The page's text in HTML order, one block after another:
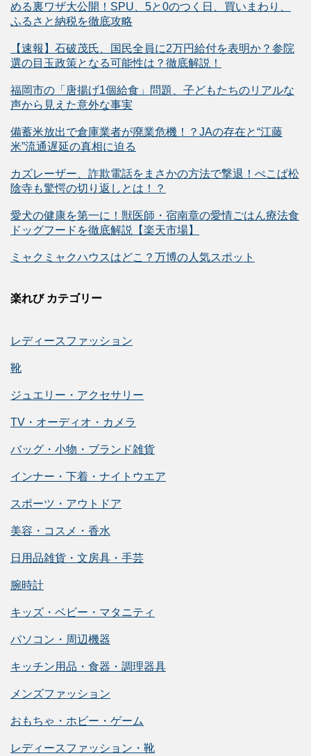
める裏ワザ大公開！SPU、5と0のつく日、買いまわり、
ふるさと納税を徹底攻略
【速報】石破茂氏、国民全員に2万円給付を表明か？参院
選の目玉政策となる可能性は？徹底解説！
福岡市の「唐揚げ1個給食」問題、子どもたちのリアルな
声から見えた意外な事実
備蓄米放出で倉庫業者が廃業危機！？JAの存在と“江藤
米”流通遅延の真相に迫る
カズレーザー、詐欺電話をまさかの方法で撃退！ぺこぱ松
陰寺も驚愕の切り返しとは！？
愛犬の健康を第一に！獣医師・宿南章の愛情ごはん療法食
ドッグフードを徹底解説【楽天市場】
ミャクミャクハウスはどこ？万博の人気スポット
楽れび カテゴリー
レディースファッション
靴
ジュエリー・アクセサリー
TV・オーディオ・カメラ
バッグ・小物・ブランド雑貨
インナー・下着・ナイトウエア
スポーツ・アウトドア
美容・コスメ・香水
日用品雑貨・文房具・手芸
腕時計
キッズ・ベビー・マタニティ
パソコン・周辺機器
キッチン用品・食器・調理器具
メンズファッション
おもちゃ・ホビー・ゲーム
レディースファッション・靴